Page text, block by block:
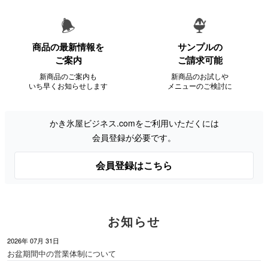
商品の最新情報を
ご案内
新商品のご案内も
いち早くお知らせします
サンプルの
ご請求可能
新商品のお試しや
メニューのご検討に
かき氷屋ビジネス.comをご利用いただくには
会員登録が必要です。
会員登録はこちら
お知らせ
2026年 07月 31日
お盆期間中の営業体制について